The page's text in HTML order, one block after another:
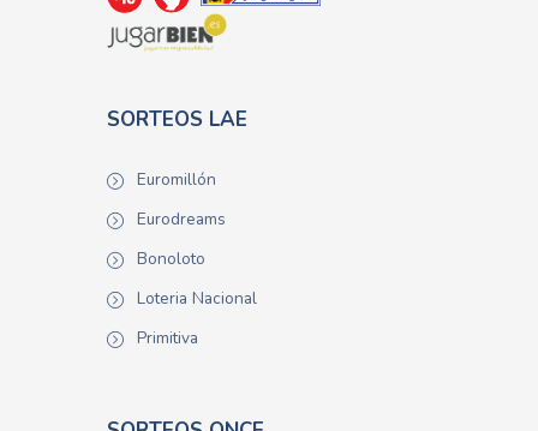
SORTEOS LAE
Euromillón
Eurodreams
Bonoloto
Loteria Nacional
Primitiva